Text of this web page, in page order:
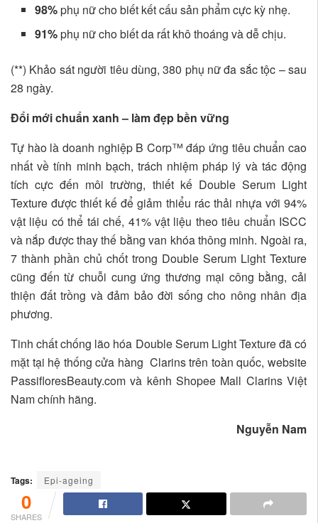
98%phụ nữ cho biết kết cấu sản phẩm cực kỳ nhẹ.
91%phụ nữ cho biết da rất khô thoáng và dễ chịu.
(**) Khảo sát người tiêu dùng, 380 phụ nữ đa sắc tộc – sau
28 ngày.
Đổi mới chuẩn xanh – làm đẹp bền vững
Tự hào là doanh nghiệp B Corp™ đáp ứng tiêu chuẩn cao
nhất về tính minh bạch, trách nhiệm pháp lý và tác động
tích cực đến môi trường, thiết kế Double Serum Light
Texture được thiết kế để giảm thiểu rác thải nhựa với 94%
vật liệu có thể tái chế, 41% vật liệu theo tiêu chuẩn ISCC
và nắp được thay thế bằng van khóa thông minh. Ngoài ra,
7 thành phần chủ chốt trong Double Serum Light Texture
cũng đến từ chuỗi cung ứng thương mại công bằng, cải
thiện đất trồng và đảm bảo đời sống cho nông nhân địa
phương.
Tinh chất chống lão hóa Double Serum Light Texture đã có
mặt tại hệ thống cửa hàng Clarins trên toàn quốc, website
PassifloresBeauty.com và kênh Shopee Mall Clarins Việt
Nam chính hãng.
Nguyễn Nam
Tags: Epi-ageing
0
SHARES